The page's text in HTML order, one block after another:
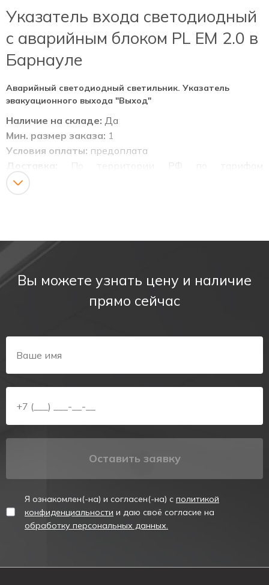
Указатель входа светодиодный
c аварийным блоком PL EM 2.0 в
Барнауле
Аварийный светодиодный светильник. Указатель
эвакуационного выхода "Выход"
Наличие на складе: Да
Мин. размер заказа: 1
Условия оплаты: предоплата
Доставка:
По территории РФ по тарифам
транспортных компаний.
Светодиодные (непрозрачные) информационные
указатели табло. Информационные светодиодные
табло с аккумулятором, для указания мест выхода
при эвакуации, направления движения, а также для
различных информационных целей (не прозрачные),
эвакуации,
различных информационных целей.
Соответствуют ГОСТ Р МЭК 60598-1, ГОСТ Р МЭК
60598-2-22.
Технические характеристики аккумулятора
аккумулятора
Cd
Номинальное
напряжение, В
3,6
Емкость, А*ч 0,4
аккумулятора,
4
Вы можете узнать цену и наличие
прямо сейчас
Оставить заявку
Я ознакомлен(-на) и согласен(-на) с политикой
конфиденциальности и даю своё согласие на
обработку персональных данных.